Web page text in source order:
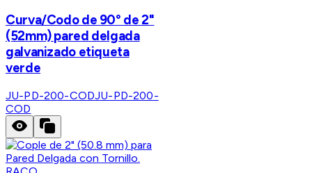
Curva/Codo de 90° de 2"
(52mm) pared delgada
galvanizado etiqueta
verde
JU-PD-200-CODJU-PD-200-
COD